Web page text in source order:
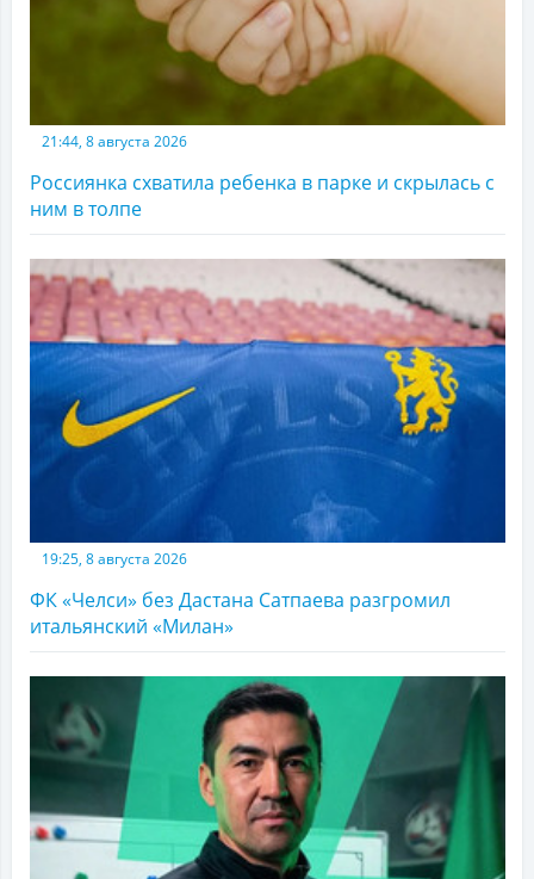
21:44, 8 августа 2026
Россиянка схватила ребенка в парке и скрылась с
ним в толпе
19:25, 8 августа 2026
ФК «Челси» без Дастана Сатпаева разгромил
итальянский «Милан»